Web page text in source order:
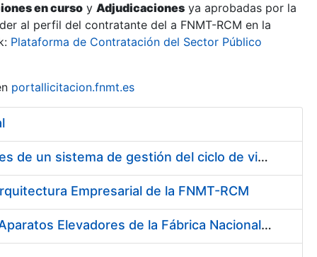
en curso y Adjudicaciones ya aprobadas por la
al perfil del contratante del a FNMT-RCM en la
Plataforma de Contratación del Sector Público
portallicitacion.fnmt.es
Contratación de Servicio de consultoría para implantación por fases de un sistema de gestión del ciclo de vida de las aplicaciones en el área de desarrollo de CERES (Fase 1).
Empresarial de la FNMT-RCM
Servicio de Mantenimiento (preventivo, correctivo y legal) de los Aparatos Elevadores de la Fábrica Nacional de Moneda y Timbre-Real Casa de la Moneda, en Madrid.